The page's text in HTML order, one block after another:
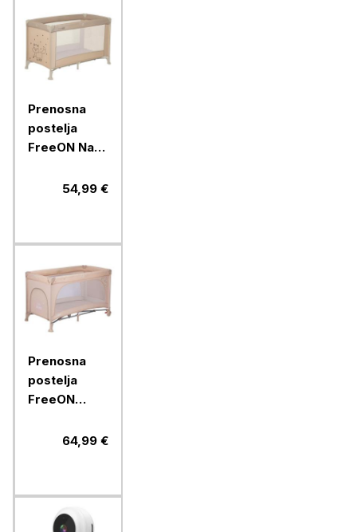
Prenosna
postelja
FreeON Nap
54,99 €
Prenosna
postelja
FreeON
odprtino64,99 €